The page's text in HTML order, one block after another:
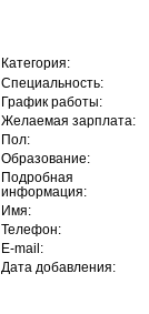
Категория:
Специальность:
График работы:
Желаемая зарплата:
Пол:
Образование:
Подробная
информация:
Имя:
Телефон:
E-mail:
Дата добавления: